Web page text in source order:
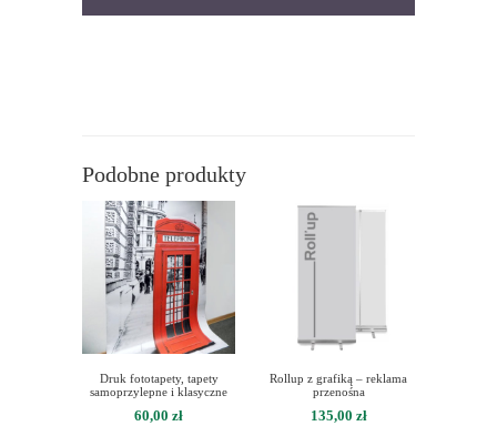
Podobne produkty
Druk fototapety, tapety
samoprzylepne i klasyczne
60,00 zł
Rollup z grafiką – reklama
przenośna
135,00 zł